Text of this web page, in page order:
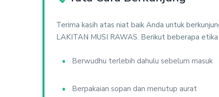
Terima kasih atas niat baik Anda untuk
LAKITAN MUSI RAWAS. Berikut beberapa
Berwudhu terlebih dahulu sebelum masuk
Berpakaian sopan dan menutup aurat